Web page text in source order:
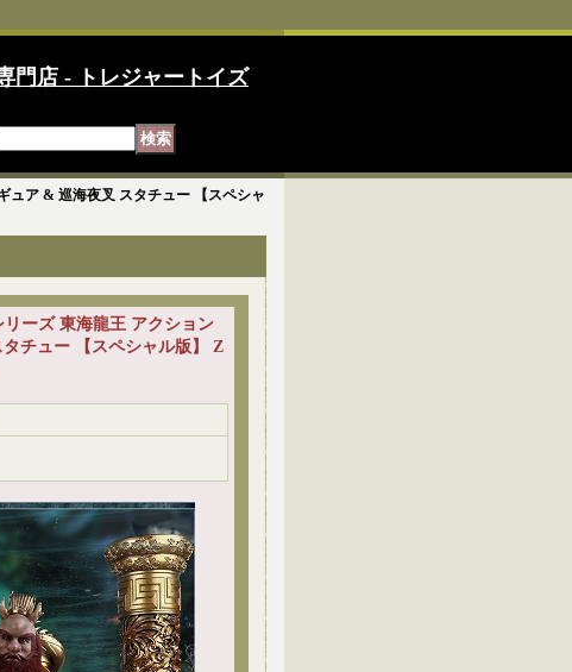
門店 - トレジャートイズ
ュア & 巡海夜叉 スタチュー 【スペシャ
リーズ 東海龍王 アクション
チュー 【スペシャル版】 Z